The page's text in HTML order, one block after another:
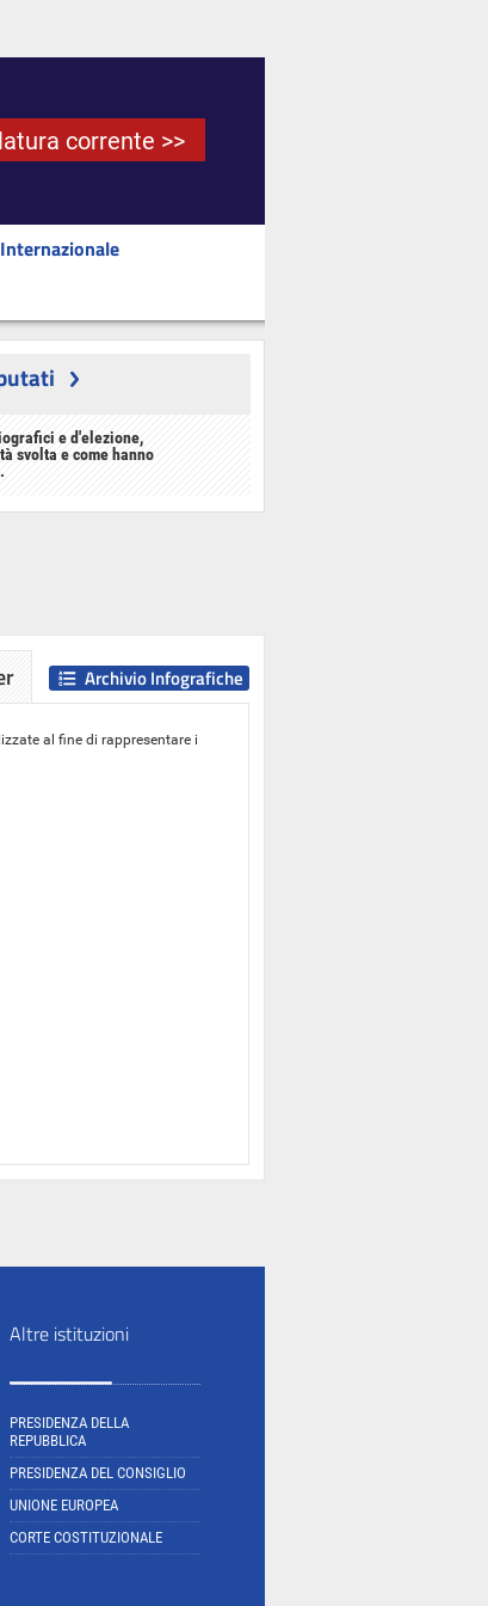
corrente >>
Internazionale
e d'elezione,
svolta e come hanno
al fine di rappresentare i
Archivio Infografiche
Altre istituzioni
PRESIDENZA DELLA
REPUBBLICA
PRESIDENZA DEL CONSIGLIO
UNIONE EUROPEA
CORTE COSTITUZIONALE